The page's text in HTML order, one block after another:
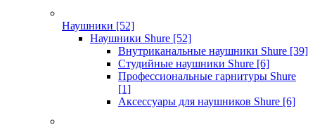
Наушники [52]
Наушники Shure [52]
Внутриканальные наушники Shure [39]
Студийные наушники Shure [6]
Профессиональные гарнитуры Shure
[1]
Аксессуары для наушников Shure [6]